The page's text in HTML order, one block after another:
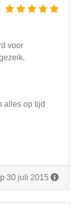
voor
alles op tijd
30 juli 2015